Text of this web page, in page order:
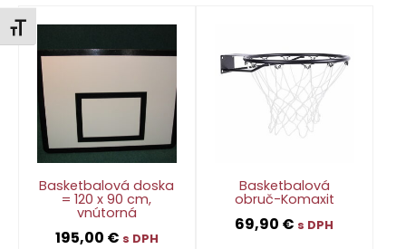
Zmeniť veľkosť písma
Basketbalová doska
= 120 x 90 cm,
vnútorná
195,00 € s DPH
Basketbalová
obruč-Komaxit
69,90 € s DPH